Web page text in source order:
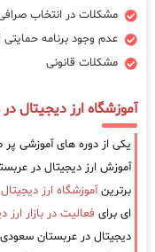
مشکلات در انتخاب
عدم وجود برنامه
مشکلات قانونی
آموزشگاه ارز دیجیتال
یکی از دوره های آموزشی
آموزش ارز دیجیتال در
برترینآموزشگاه ارز دیجیتال
ای برای فعالیت در بازار ارز
دیجیتال در عربستان